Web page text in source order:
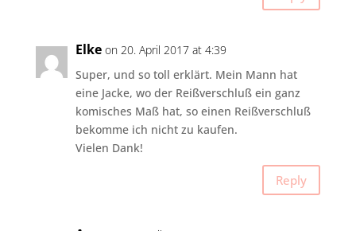
Elke on 20. April 2017 at 4:39
Super, und so toll erklärt. Mein Mann hat
eine Jacke, wo der Reißverschluß ein ganz
komisches Maß hat, so einen Reißverschluß
bekomme ich nicht zu kaufen.
Vielen Dank!
Reply